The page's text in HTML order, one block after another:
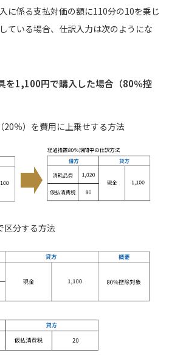
に係る支払対価の額に110分の10を乗じ
ている場合、仕訳入力は次のようにな
を1,100円で購入した場合（80％控
20％）を費用に上乗せする方法
区分する方法